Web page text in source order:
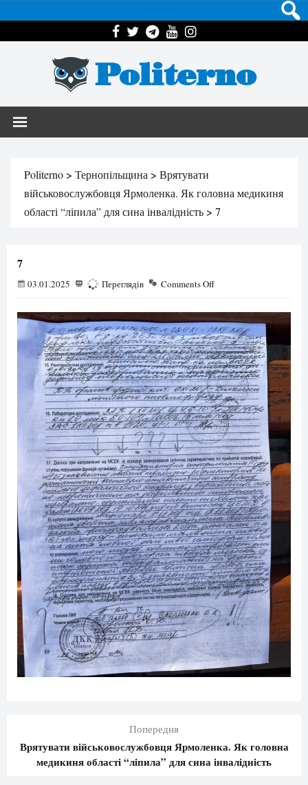
Politerno
Politerno > Тернопільщина > Врятувати
військовослужбовця Ярмоленка. Як головна медикиня
області “ліпила” для сина інвалідність > 7
7
03.01.2025 132 Переглядів Comments Off
Попередня
Врятувати військовослужбовця Ярмоленка. Як головна
медикиня області “ліпила” для сина інвалідність